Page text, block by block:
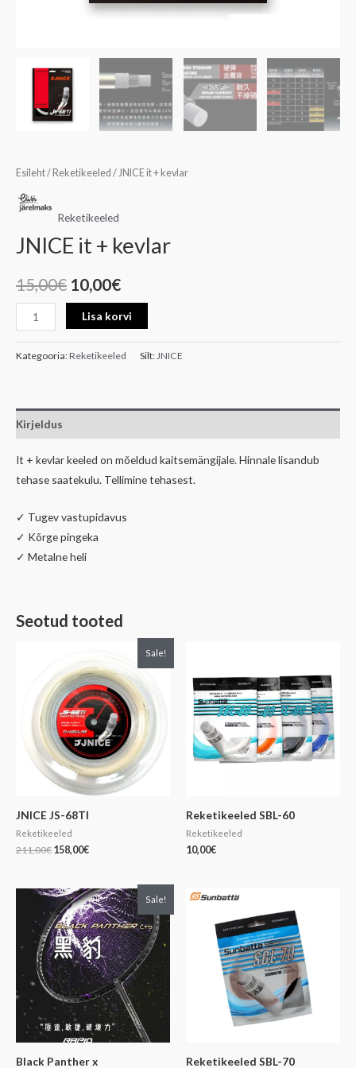
Esileht/ Reketikeeled / JNICE it + kevlar
Reketikeeled
JNICE it + kevlar
15,00€ 10,00€
Lisa korvi
Kategooria:Reketikeeled Silt:JNICE
Kirjeldus
It + kevlar keeled on mõeldud kaitsemängijale. Hinnale lisandub
tehase saatekulu. Tellimine tehasest.
✓ Tugev vastupidavus
✓ Kõrge pingeka
✓ Metalne heli
Seotud tooted
Sale!
JNICE JS-68TI
Reketikeeled
211,00€
oli:
211,00€.
158,00€
on:
158,00€.
Reketikeeled SBL-60
Reketikeeled
10,00€
Sale!
Black Panther x
Algne
hind
oli:
262,00€.
Praegune
hind
on:
185,00€.
Reketikeeled SBL-70